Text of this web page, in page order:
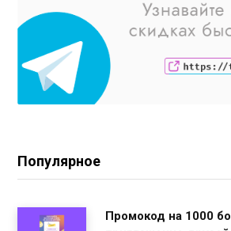
Популярное
Промокод на 1000